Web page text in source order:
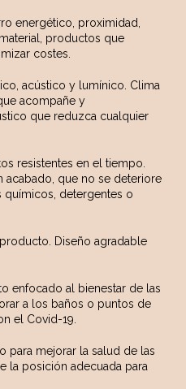
energético, proximidad,
productos que
costes.
acústico y lumínico. Clima
acompañe y
que reduzca cualquier
resistentes en el tiempo.
acabado, que no se deteriore
químicos, detergentes o
Diseño agradable
enfocado al bienestar de las
a los baños o puntos de
el Covid-19.
para mejorar la salud de las
la posición adecuada para